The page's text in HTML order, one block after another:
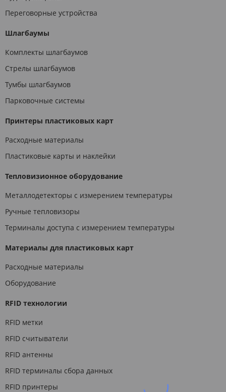
Переговорные устройства
Шлагбаумы
Комплекты шлагбаумов
Стрелы шлагбаумов
Тумбы шлагбаумов
Парковочные системы
Принтеры пластиковых карт
Расходные материалы
Пластиковые карты и наклейки
Тепловизионное оборудование
Металлодетекторы с измерением температуры
Ручные тепловизоры
Терминалы доступа с измерением температуры
Материалы для пластиковых карт
Расходные материалы
Оборудование
RFID технологии
RFID метки
RFID считыватели
RFID антенны
RFID терминалы сбора данных
RFID принтеры